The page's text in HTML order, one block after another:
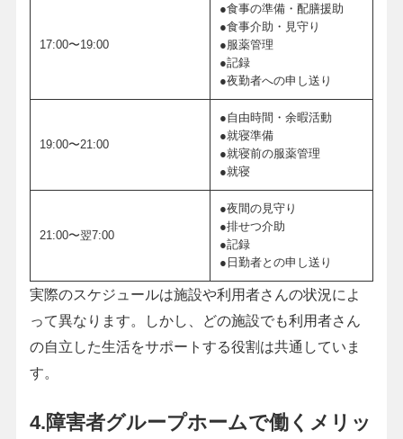
17:00〜19:00
●食事の準備・配膳援助
●食事介助・見守り
●服薬管理
●記録
●夜勤者への申し送り
19:00〜21:00
●自由時間・余暇活動
●就寝準備
●就寝前の服薬管理
●就寝
21:00〜翌7:00
●夜間の見守り
●排せつ介助
●記録
●日勤者との申し送り
実際のスケジュールは施設や利用者さんの状況によ
って異なります。しかし、どの施設でも利用者さん
の自立した生活をサポートする役割は共通していま
す。
4.障害者グループホームで働くメリッ